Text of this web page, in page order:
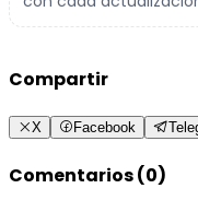
Compartir
X Facebook
Comentarios (0)